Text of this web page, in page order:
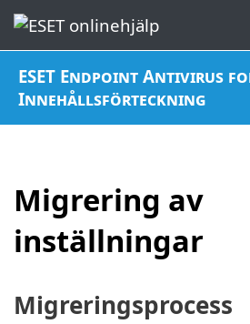
ESET Endpoint Antivirus
Innehållsförteckning
Migrering av
inställningar
Migreringsprocess